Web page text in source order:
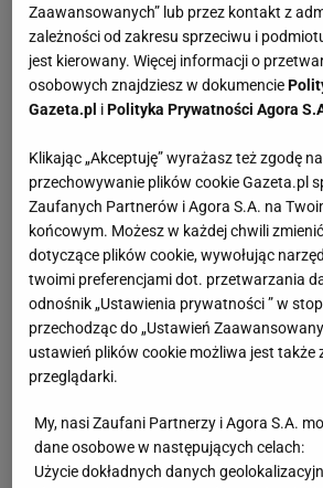
Zaawansowanych” lub przez kontakt z
zależności od zakresu sprzeciwu i
jest kierowany. Więcej informacji o
osobowych znajdziesz w dokumencie
Gazeta.pl iPolityka Prywatności Agora
Klikając „Akceptuję” wyrażasz też zgodę
przechowywanie plików cookie Gazeta.pl
Zaufanych Partnerów i Agora S.A. na
końcowym. Możesz w każdej chwili
dotyczące plików cookie, wywołując
twoimi preferencjami dot. przetwarzania
odnośnik „Ustawienia prywatności ” w
przechodząc do „Ustawień
ustawień plików cookie możliwa jest także
przeglądarki.
My, nasi Zaufani Partnerzy i Agora S.A.
dane osobowe w następujących celach:
Użycie dokładnych danych